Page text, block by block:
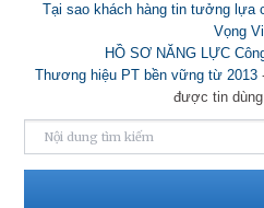
Tại sao khách hàng tin tưởng lựa
Vọng
HỒ SƠ NĂNG LỰC
Thương hiệu PT bền vững từ 2013
được tin